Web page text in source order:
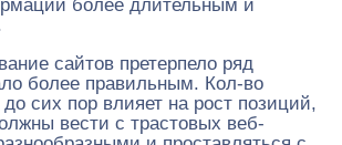
более длительным и
сайтов претерпело ряд
более правильным. Кол-во
сих пор влияет на рост позиций,
вести с трастовых веб-